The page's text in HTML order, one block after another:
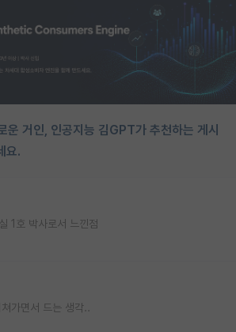
운 거인, 인공지능 김GPT가 추천하는 게시
요.
1호 박사로서 느낀점
가면서 드는 생각..